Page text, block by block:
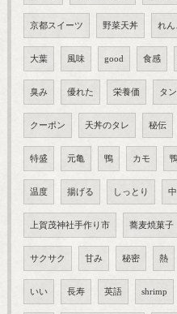
京都スイーツ 野菜天丼 れん
大葉 風味 good 食感
臭み 優れた 栄養価 タ
クーポン 天丼のタレ 秘伝
特盛 元亀 鴨 カモ
温度 揚げる しっとり 中
上賀茂神社手作り市 蕎麦焼菓子
サクサク 甘み 秘密 熱
いい 長寿 英語 shrimp